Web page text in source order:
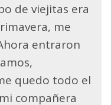
de viejitas era
me
entraron
quedo todo el
compañera